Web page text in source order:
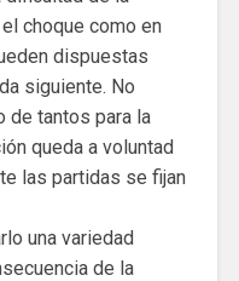
choque como en
dispuestas
siguiente. No
de tantos para la
queda a voluntad
las partidas se fijan
una variedad
de la